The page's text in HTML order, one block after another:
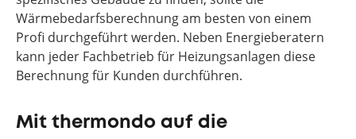
Wärmebedarfsberechnung am besten von einem
Profi durchgeführt werden. Neben Energieberatern
kann jeder Fachbetrieb für Heizungsanlagen diese
Berechnung für Kunden durchführen.
Mit thermondo auf die